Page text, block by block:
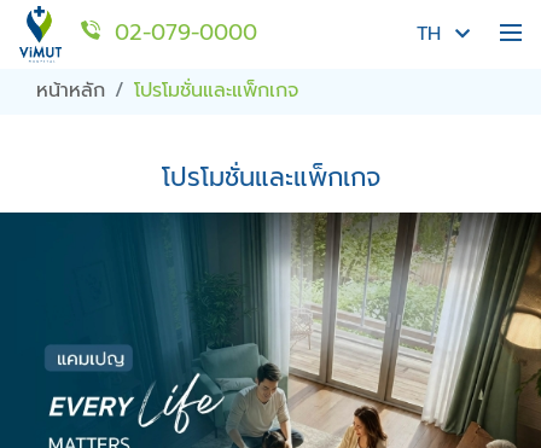
02-079-0000
TH
หน้าหลัก
โปรโมชั่นและแพ็กเกจ
โปรโมชั่นและแพ็กเกจ